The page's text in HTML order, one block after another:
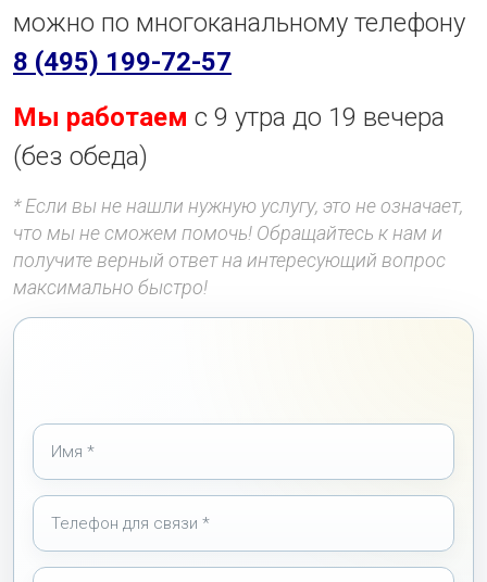
можно по многоканальному телефону
8 (495) 199-72-57
Мы работаем с 9 утра до 19 вечера
(без обеда)
* Если вы не нашли нужную услугу, это не означает,
что мы не сможем помочь! Обращайтесь к нам и
получите верный ответ на интересующий вопрос
максимально быстро!